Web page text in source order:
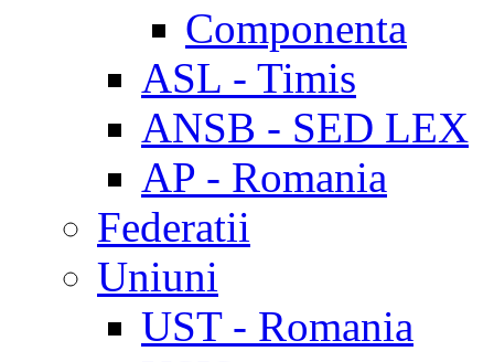
Componenta
ASL - Timis
ANSB - SED LEX
AP - Romania
Federatii
Uniuni
UST - Romania